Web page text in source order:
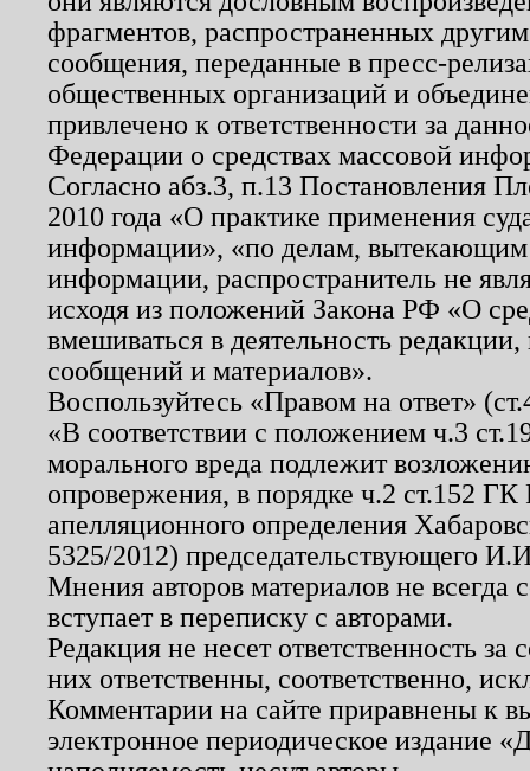
фрагментов, распространенных
сообщения, переданные в пресс-
общественных организаций и
привлечено к ответственности за
Федерации о средствах массовой
Согласно абз.3, п.13 Постановления
2010 года «О практике применения
информации», «по делам, вытекающим
информации, распространитель не
исходя из положений Закона РФ «О
вмешиваться в деятельность
сообщений и материалов».
Воспользуйтесь «Правом на ответ»
«В соответствии с положением ч.3
морального вреда подлежит
опровержения, в порядке ч.2 ст.152
апелляционного определения
5325/2012) председательствующего
Мнения авторов материалов не
вступает в переписку с авторами.
Редакция не несет ответственность
них ответственны, соответственно,
Комментарии на сайте приравнены к
электронное периодическое издание